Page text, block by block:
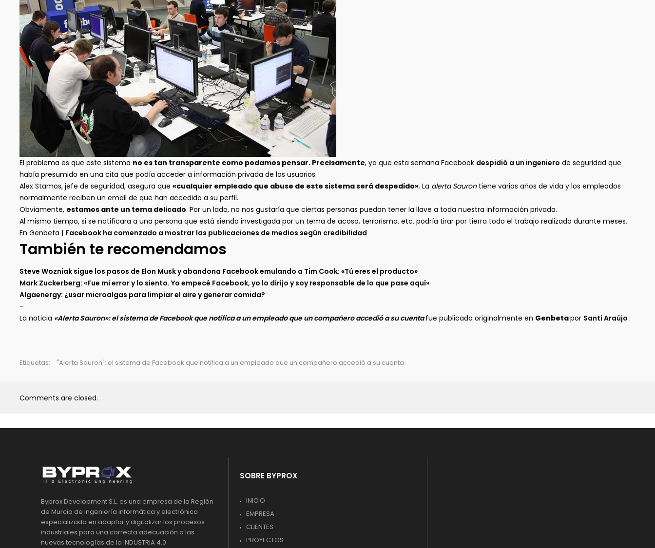
El problema es que este sistema no es tan transparente como podamos pensar. Precisamente, ya que esta semana Facebook despidió a un ingeniero de seguridad que
había presumido en una cita que podía acceder a información privada de los usuarios.
Alex Stamos, jefe de seguridad, asegura que «cualquier empleado que abuse de este sistema será despedido». La alerta Saurontiene varios años de vida y los empleados
normalmente reciben un email de que han accedido a su perfil.
Obviamente, estamos ante un tema delicado. Por un lado, no nos gustaría que ciertas personas puedan tener la llave a toda nuestra información privada.
Al mismo tiempo, si se notificara a una persona que está siendo investigada por un tema de acoso, terrorismo, etc. podría tirar por tierra todo el trabajo realizado durante meses.
En Genbeta | Facebook ha comenzado a mostrar las publicaciones de medios según credibilidad
También te recomendamos
Steve Wozniak sigue los pasos de Elon Musk y abandona Facebook emulando a Tim Cook: «Tú eres el producto»
Mark Zuckerberg: «Fue mi error y lo siento. Yo empecé Facebook, yo lo dirijo y soy responsable de lo que pase aquí»
Algaenergy: ¿usar microalgas para limpiar el aire y generar comida?
–
La noticia «Alerta Sauron»: el sistema de Facebook que notifica a un empleado que un compañero accedió a su cuentafue publicada originalmente en Genbetapor Santi Araújo .
Etiquetas: "Alerta Sauron": el sistema de Facebook que notifica a un empleado que un compañero accedió a su cuenta
Comments are closed.
Byprox Development S.L. es una empresa de la Región
de Murcia de ingeniería informática y electrónica
especializada en adaptar y digitalizar los procesos
industriales para una correcta adecuación a las
nuevas tecnologías de la INDUSTRIA 4.0
SOBRE BYPROX
INICIO
EMPRESA
CLIENTES
PROYECTOS